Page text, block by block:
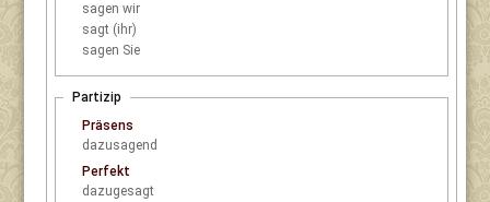
sagen wir
sagt (ihr)
sagen Sie
Partizip
Präsens
dazusagend
Perfekt
dazugesagt